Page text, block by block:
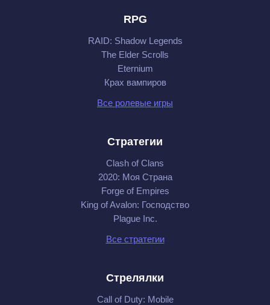
RPG
RAID: Shadow Legends
The Elder Scrolls
Eternium
Крах вампиров
Все ролевые игры
Стратегии
Clash of Clans
2020: Моя Cтрана
Forge of Empires
King of Avalon: Господство
Plague Inc.
Все стратегии
Стрелялки
Call of Duty: Mobile